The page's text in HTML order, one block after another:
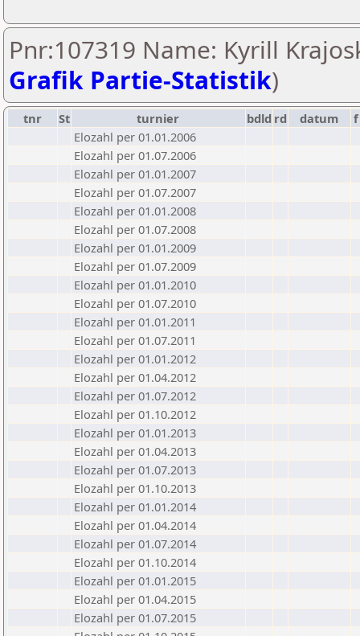
Pnr:107319 Name: Kyrill
Grafik Partie-Statistik)
tnr St turnier bdld rd datum
f
Elozahl per 01.01.2006
Elozahl per 01.07.2006
Elozahl per 01.01.2007
Elozahl per 01.07.2007
Elozahl per 01.01.2008
Elozahl per 01.07.2008
Elozahl per 01.01.2009
Elozahl per 01.07.2009
Elozahl per 01.01.2010
Elozahl per 01.07.2010
Elozahl per 01.01.2011
Elozahl per 01.07.2011
Elozahl per 01.01.2012
Elozahl per 01.04.2012
Elozahl per 01.07.2012
Elozahl per 01.10.2012
Elozahl per 01.01.2013
Elozahl per 01.04.2013
Elozahl per 01.07.2013
Elozahl per 01.10.2013
Elozahl per 01.01.2014
Elozahl per 01.04.2014
Elozahl per 01.07.2014
Elozahl per 01.10.2014
Elozahl per 01.01.2015
Elozahl per 01.04.2015
Elozahl per 01.07.2015